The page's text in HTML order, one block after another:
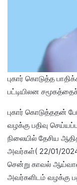
புகார் கொடுத்த
பட்டியிலன
புகார் கொடுத்ததன்
வழக்கு பதிவு
நிலையில் தேசிய
அவர்கள்( 22/01/2024
சென்று காவல்
அவர்களிடம் வழக்கு